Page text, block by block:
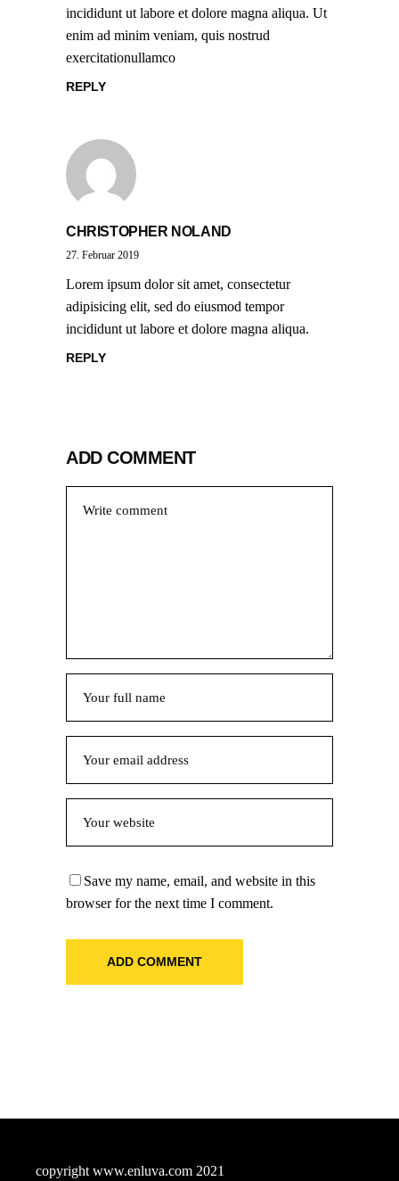
incididunt ut labore et dolore magna aliqua. Ut
enim ad minim veniam, quis nostrud
exercitationullamco
REPLY
CHRISTOPHER NOLAND
27. Februar 2019
Lorem ipsum dolor sit amet, consectetur
adipisicing elit, sed do eiusmod tempor
incididunt ut labore et dolore magna aliqua.
REPLY
ADD COMMENT
Save my name, email, and website in this
browser for the next time I comment.
ADD COMMENT
copyright www.enluva.com 2021